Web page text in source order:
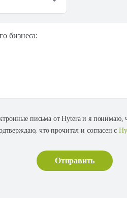
бизнеса:
письма от Hytera и я понимаю,
что прочитал и согласен с